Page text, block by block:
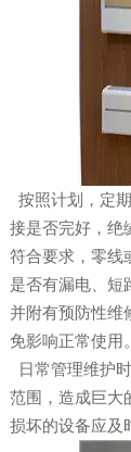
按照计划，定
接是否完好，绝
符合要求，零线
是否有漏电、短
并附有预防性维
免影响正常使用。
日常管理维护
范围，造成巨大
损坏的设备应及